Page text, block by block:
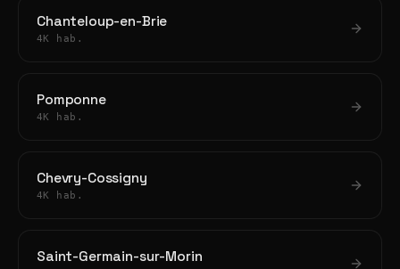
Chanteloup-en-Brie
4K hab.
Pomponne
4K hab.
Chevry-Cossigny
4K hab.
Saint-Germain-sur-Morin